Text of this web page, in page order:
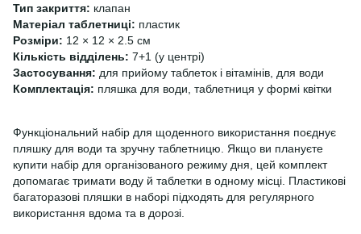
Тип закриття: клапан
Матеріал таблетниці: пластик
Розміри: 12 × 12 × 2.5 см
Кількість відділень: 7+1 (у центрі)
Застосування: для прийому таблеток і вітамінів, для води
Комплектація: пляшка для води, таблетниця у формі квітки
Функціональний набір для щоденного використання поєднує
пляшку для води та зручну таблетницю. Якщо ви плануєте
купити набір для організованого режиму дня, цей комплект
допомагає тримати воду й таблетки в одному місці. Пластикові
багаторазові пляшки в наборі підходять для регулярного
використання вдома та в дорозі.